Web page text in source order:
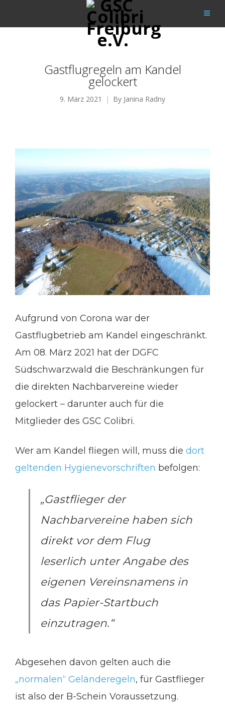
Gastflugregeln am Kandel
gelockert
9. März 2021 By Janina Radny
Aufgrund von Corona war der
Gastflugbetrieb am Kandel eingeschränkt.
Am 08. März 2021 hat der DGFC
Südschwarzwald die Beschränkungen für
die direkten Nachbarvereine wieder
gelockert – darunter auch für die
Mitglieder des GSC Colibri.
Wer am Kandel fliegen will, muss die dort
geltenden Hygienevorschriften befolgen:
„Gastflieger der
Nachbarvereine haben sich
direkt vor dem Flug
leserlich unter Angabe des
eigenen Vereinsnamens in
das Papier-Startbuch
einzutragen.“
Abgesehen davon gelten auch die
„normalen“ Geländeregeln, für Gastflieger
ist also der B-Schein Voraussetzung.